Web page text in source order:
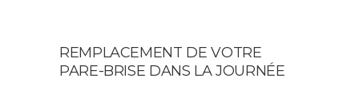
REMPLACEMENT DE VOTRE
PARE-BRISE DANS LA JOURNÉE